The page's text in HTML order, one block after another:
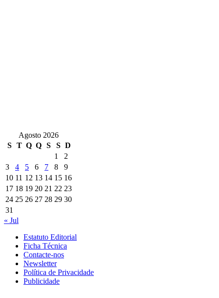
Agosto 2026
S
T Q Q S S D
1
2
3
4 5 6 7 8
9
10 11 12 13 14 15 16
17 18 19 20 21 22 23
24 25 26 27 28 29 30
31
« Jul
Estatuto Editorial
Ficha Técnica
Contacte-nos
Newsletter
Política de Privacidade
Publicidade